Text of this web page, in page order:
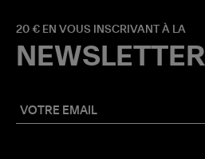
20 € EN VOUS INSCRIVANT À LA
NEWSLETTER